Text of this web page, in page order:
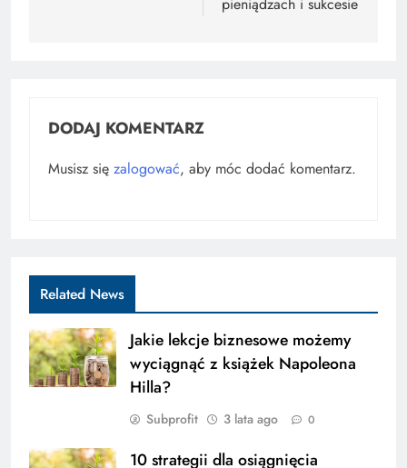
pieniądzach i sukcesie
DODAJ KOMENTARZ
Musisz się zalogować, aby móc dodać komentarz.
Related News
Jakie lekcje biznesowe możemy
wyciągnąć z książek Napoleona
Hilla?
Subprofit 3 lata ago 0
10 strategii dla osiągnięcia